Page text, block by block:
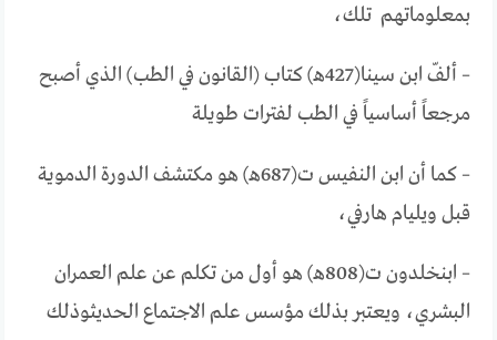
بمعلوماتهمتلك،
– ألفّ ابن سينا(427 هـ)كتاب(القانون في الطب) الذي أصبح
مرجعاً أساسياً في الطب لفترات طويلة
– كما أن ابن النفيس ت(687 هـ) هو مكتشف الدورة الدموية
قبل ويليام هارفي،
– ابنخلدون ت(808 هـ) هو أولمنتكلم عن علم العمران
البشري، ويعتبربذلكمؤسس علم الاجتماع الحديثوذلك